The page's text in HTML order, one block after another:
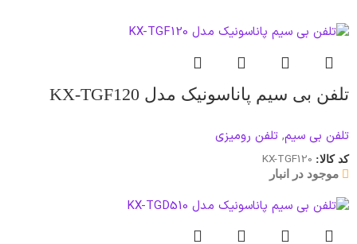
تلفن بی‌ سیم پاناسونیک مدل KX-TGF120
تلفن بی سیم, تلفن رومیزی
کد کالا: KX-TGF120
موجود در انبار